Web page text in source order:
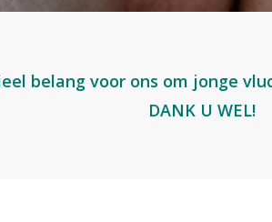
belang voor ons om jonge
DANK U WEL!